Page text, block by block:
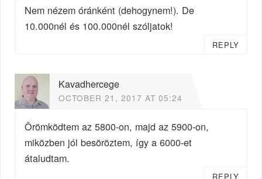
Nem nézem óránként (dehogynem!). De
10.000nél és 100.000nél szóljatok!
REPLY
Kavadhercege
OCTOBER 21, 2017 AT 05:24
Örömködtem az 5800-on, majd az 5900-on,
miközben jól besöröztem, így a 6000-et
átaludtam.
REPLY